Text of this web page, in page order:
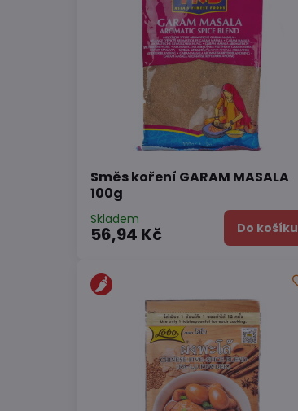
Směs koření GARAM MASALA
100g
Skladem
56,94 Kč Do košíku